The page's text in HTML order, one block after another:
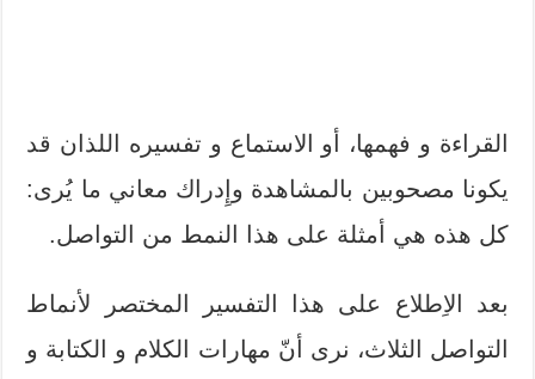
القراءة و فهمها، أو الاستماع و تفسيره اللذان قد
يكونا مصحوبين بالمشاهدة وإِدراك معاني ما يُرى:
كل هذه هي أمثلة على هذا النمط من التواصل.
بعد الاِطلاع على هذا التفسير المختصر لأنماط
التواصل الثلاث، نرى أنّ مهارات الكلام و الكتابة و